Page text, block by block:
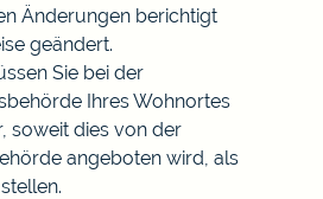
Änderungen berichtigt
geändert.
Sie bei der
Ihres Wohnortes
soweit dies von der
angeboten wird, als